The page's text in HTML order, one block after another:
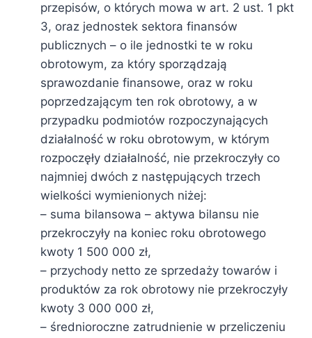
przepisów, o których mowa w art. 2 ust. 1 pkt
3, oraz jednostek sektora finansów
publicznych – o ile jednostki te w roku
obrotowym, za który sporządzają
sprawozdanie finansowe, oraz w roku
poprzedzającym ten rok obrotowy, a w
przypadku podmiotów rozpoczynających
działalność w roku obrotowym, w którym
rozpoczęły działalność, nie przekroczyły co
najmniej dwóch z następujących trzech
wielkości wymienionych niżej:
– suma bilansowa – aktywa bilansu nie
przekroczyły na koniec roku obrotowego
kwoty 1 500 000 zł,
– przychody netto ze sprzedaży towarów i
produktów za rok obrotowy nie przekroczyły
kwoty 3 000 000 zł,
– średnioroczne zatrudnienie w przeliczeniu